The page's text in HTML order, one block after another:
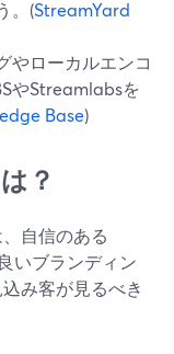
。(StreamYard
やローカルエンコ
やStreamlabsを
Base)
？
自信のある
いブランディン
み客が見るべき